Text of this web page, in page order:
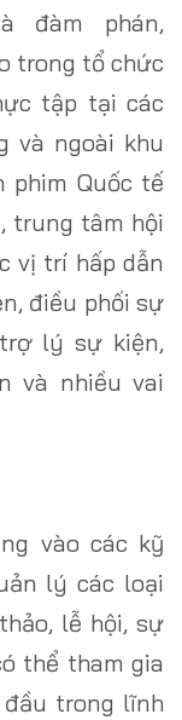
đàm phán,
trong tổ chức
tập tại các
và ngoài khu
phim Quốc tế
trung tâm hội
vị trí hấp dẫn
điều phối sự
lý sự kiện,
và nhiều vai
vào các kỹ
lý các loại
lễ hội, sự
thể tham gia
trong lĩnh